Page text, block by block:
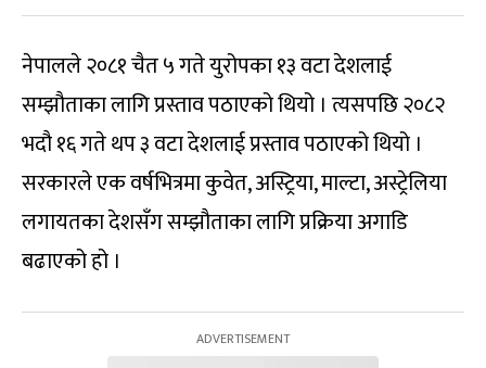
नेपालले २०८१ चैत ५ गते युरोपका १३ वटा देशलाई
सम्झौताका लागि प्रस्ताव पठाएको थियो । त्यसपछि २०८२
भदौ १६ गते थप ३ वटा देशलाई प्रस्ताव पठाएको थियो ।
सरकारले एक वर्षभित्रमा कुवेत, अस्ट्रिया, माल्टा, अस्ट्रेलिया
लगायतका देशसँग सम्झौताका लागि प्रक्रिया अगाडि
बढाएको हो ।